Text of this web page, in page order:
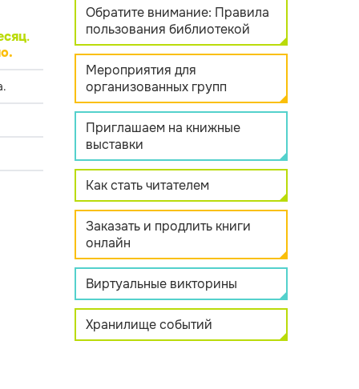
.
Обратите внимание: Правила
пользования библиотекой
Мероприятия для
организованных групп
Приглашаем на книжные
выставки
Как стать читателем
Заказать и продлить книги
онлайн
Виртуальные викторины
Хранилище событий